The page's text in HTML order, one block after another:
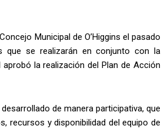
Municipal de O’Higgins el pasado
que se realizarán en conjunto con la
la realización del Plan de Acción
de manera participativa, que
recursos y disponibilidad del equipo de